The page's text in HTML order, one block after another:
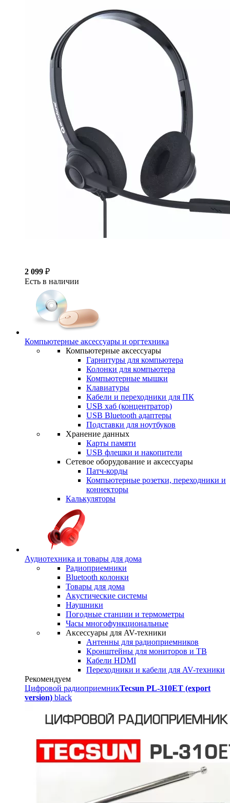
2 099 ₽
Есть в наличии
Компьютерные аксессуары и оргтехника
Компьютерные аксессуары
Гарнитуры для компьютера
Колонки для компьютера
Компьютерные мышки
Клавиатуры
Кабели и переходники для ПК
USB хаб (концентратор)
USB Bluetooth адаптеры
Подставки для ноутбуков
Хранение данных
Карты памяти
USB флешки и накопители
Сетевое оборудование и аксессуары
Патч-корды
Компьютерные розетки, переходники и
коннекторы
Калькуляторы
Аудиотехника и товары для дома
Радиоприемники
Bluetooth колонки
Товары для дома
Акустические системы
Наушники
Погодные станции и термометры
Часы многофункциональные
Аксессуары для AV-техники
Антенны для радиоприемников
Кронштейны для мониторов и ТВ
Кабели HDMI
Переходники и кабели для AV-техники
Рекомендуем
Цифровой радиоприемникTecsun PL-310ET (export
version) black